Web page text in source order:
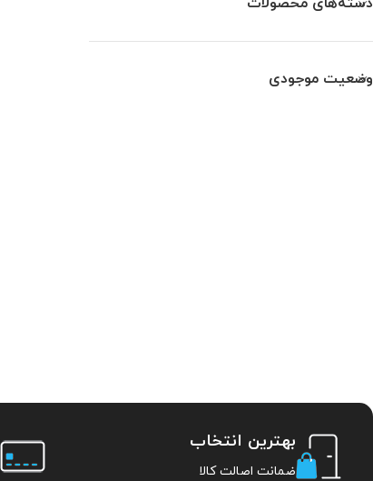
وضعیت موجودی
بهترین انتخاب
ضمانت اصالت کالا